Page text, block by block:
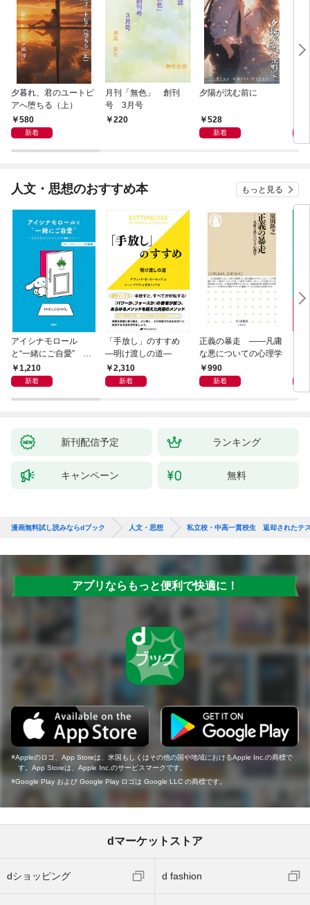
夕暮れ、君のユートピ
アへ堕ちる（上）
580
新着
月刊「無色」 創刊
号 3月号
220
夕陽が沈む前に
528
新着
ま
人文・思想のおすすめ本 もっと見る
アイシナモロール
と“一緒にご自愛” ～
自分を好きになるため
の56のコツ～
1,210
新着
「手放し」のすすめ
―明け渡しの道―
2,310
新着
正義の暴走 ――凡庸
な悪についての心理学
990
新着
新刊配信予定 ランキング
キャンペーン 無料
漫画無料試し読みならdブック 人文・思想 私立校・中高一貫校生 返却されたテ
アプリならもっと便利で快適に！
Appleのロゴ、App Storeは、米国もしくはその他の国や地域におけるApple Inc.の商標で
す。App Storeは、Apple Inc.のサービスマークです。
Google Play および Google Play ロゴは Google LLC の商標です。
dマーケットストア
dショッピング d fashion